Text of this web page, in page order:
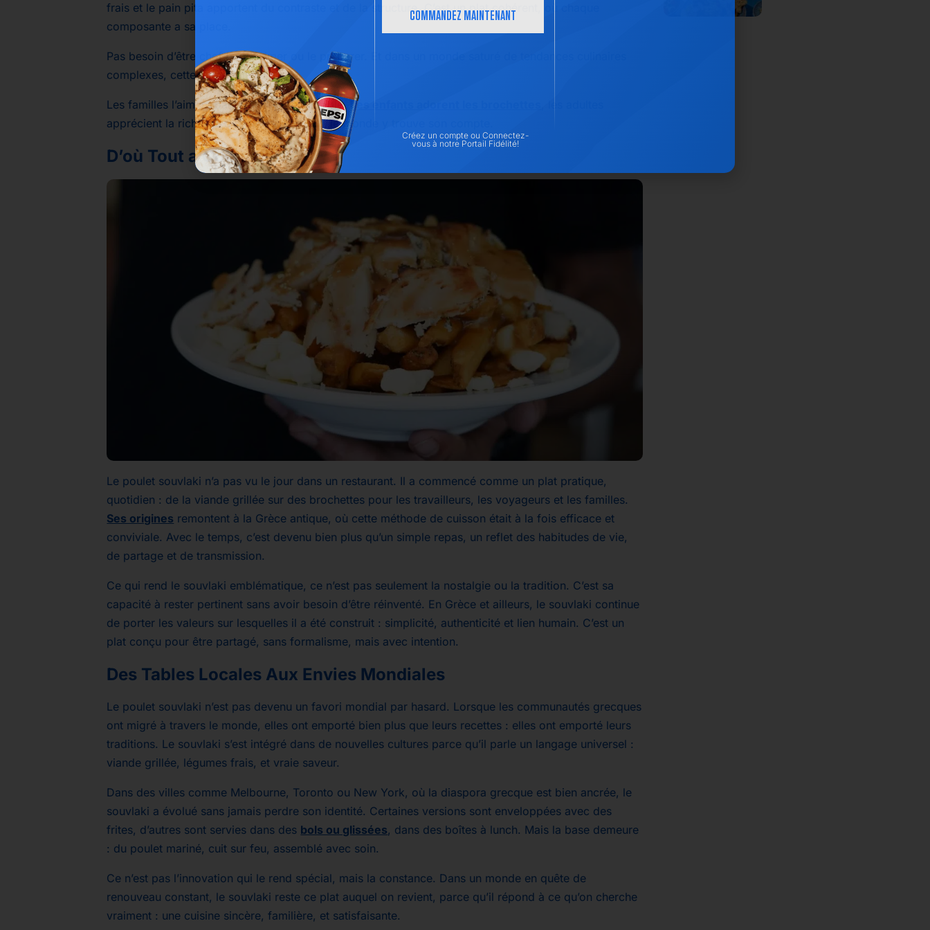
frais et le pain pita apportent du contraste et de la structure. C’est un plat cohérent, où chaque
composante a sa place.
Pas besoin d’être chef pour l’aimer ou le préparer. Et dans un monde saturé de tendances culinaires
complexes, cette clarté fait du bien.
Les familles l’aiment parce qu’il est adaptable.Les enfants adorent les brochettes
apprécient la richesse des saveurs, et tout le monde y trouve son compte.
D’où Tout a Commencé
Le poulet souvlaki n’a pas vu le jour dans un restaurant. Il a commencé comme un plat pratique,
quotidien : de la viande grillée sur des brochettes pour les travailleurs, les voyageurs et les familles.
Ses origines remontent à la Grèce antique, où cette méthode de cuisson était à la fois efficace et
conviviale. Avec le temps, c’est devenu bien plus qu’un simple repas, un reflet des habitudes de vie,
de partage et de transmission.
Ce qui rend le souvlaki emblématique, ce n’est pas seulement la nostalgie ou la tradition. C’est sa
capacité à rester pertinent sans avoir besoin d’être réinventé. En Grèce et ailleurs, le souvlaki continue
de porter les valeurs sur lesquelles il a été construit : simplicité, authenticité et lien humain. C’est un
plat conçu pour être partagé, sans formalisme, mais avec intention.
Des Tables Locales Aux Envies Mondiales
Le poulet souvlaki n’est pas devenu un favori mondial par hasard. Lorsque les communautés grecques
ont migré à travers le monde, elles ont emporté bien plus que leurs recettes : elles ont emporté leurs
traditions. Le souvlaki s’est intégré dans de nouvelles cultures parce qu’il parle un langage universel :
viande grillée, légumes frais, et vraie saveur.
Dans des villes comme Melbourne, Toronto ou New York, où la diaspora grecque est bien ancrée, le
souvlaki a évolué sans jamais perdre son identité. Certaines versions sont enveloppées avec des
frites, d’autres sont servies dans des bols ou glissées, dans des boîtes à lunch. Mais la base demeure
: du poulet mariné, cuit sur feu, assemblé avec soin.
Ce n’est pas l’innovation qui le rend spécial, mais la constance. Dans un monde en quête de
renouveau constant, le souvlaki reste ce plat auquel on revient, parce qu’il répond à ce qu’on cherche
vraiment : une cuisine sincère, familière, et satisfaisante.
COMMANDEZ MAINTENANT
Créez un compteou Connectez-
vousà notre Portail Fidélité!